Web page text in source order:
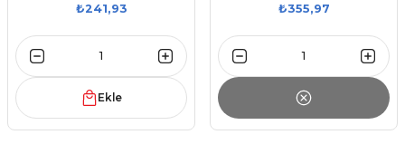
₺241,93
Ekle
₺355,97